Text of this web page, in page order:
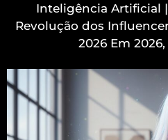
Inteligência Artificial
Revolução dos
2026 Em